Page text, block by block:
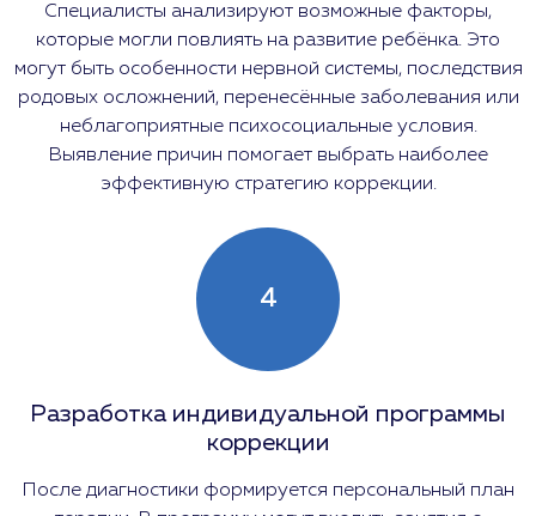
Специалисты анализируют возможные факторы,
которые могли повлиять на развитие ребёнка. Это
могут быть особенности нервной системы, последствия
родовых осложнений, перенесённые заболевания или
неблагоприятные психосоциальные условия.
Выявление причин помогает выбрать наиболее
эффективную стратегию коррекции.
4
Разработка индивидуальной программы
коррекции
После диагностики формируется персональный план